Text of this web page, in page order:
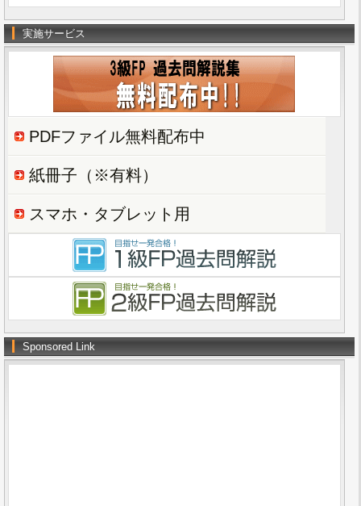
実施サービス
PDFファイル無料配布中
紙冊子（※有料）
スマホ・タブレット用
Sponsored Link